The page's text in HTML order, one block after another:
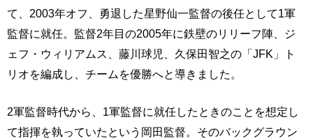
て、2003年オフ、勇退した星野仙一監督の後任として1軍
監督に就任。監督2年目の2005年に鉄壁のリリーフ陣、ジ
ェフ・ウィリアムス、藤川球児、久保田智之の「JFK」ト
リオを編成し、チームを優勝へと導きました。
2軍監督時代から、1軍監督に就任したときのことを想定し
て指揮を執っていたという岡田監督。そのバックグラウン